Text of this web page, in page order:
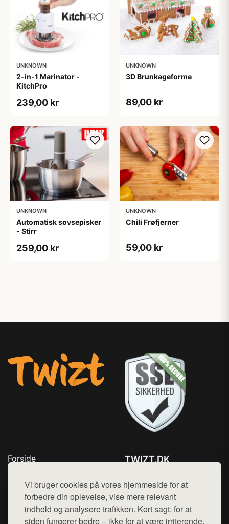
Vi bruger cookies på vores hjemmeside for at
forbedre din oplevelse, vise mere relevant
indhold og analysere trafikken. Kort sagt: for at
siden fungerer bedre – ikke for at være irriterende.
UNKNOWN
2-in-1 Marinator -
KitchPro
239,00 kr
UNKNOWN
3D Brunkageforme
89,00 kr
UNKNOWN
Automatisk sovsepisker
- Stirr
259,00 kr
UNKNOWN
Chili Frøfjerner
59,00 kr
Forside
Top Rabatter
Kontakt
TWIZT.DK
Mail: hej@want.dk
Cookie- og privatlivspolitik